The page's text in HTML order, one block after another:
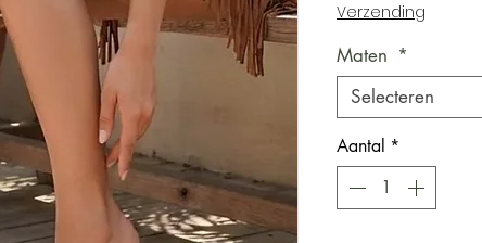
Verzending
Maten *
Selecteren
Aantal *